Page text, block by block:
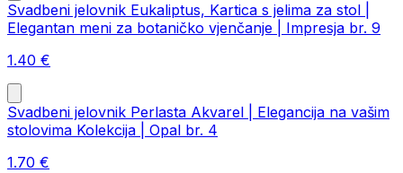
Svadbeni jelovnik Eukaliptus, Kartica s jelima za stol |
Elegantan meni za botaničko vjenčanje | Impresja br. 9
1.40 €
Svadbeni jelovnik Perlasta Akvarel | Elegancija na vašim
stolovima Kolekcija | Opal br. 4
1.70 €